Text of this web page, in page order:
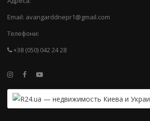
Email: avangarddnepr1@gmail.com
Телефони:
+38 (050) 042 24 28